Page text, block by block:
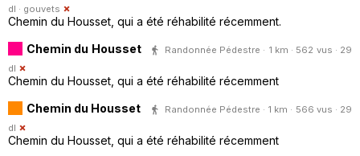
dl · gouvets
Chemin du Housset, qui a été réhabilité récemment.
Chemin du Housset
Randonnée Pédestre · 1 km · 562 vus · 29
dl
Chemin du Housset, qui a été réhabilité récemment
Chemin du Housset
Randonnée Pédestre · 1 km · 566 vus · 29
dl
Chemin du Housset, qui a été réhabilité récemment